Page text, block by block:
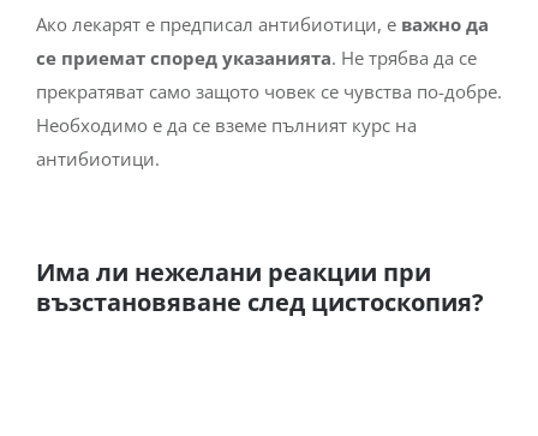
Ако лекарят е предписал антибиотици, е важно да
се приемат според указанията. Не трябва да се
прекратяват само защото човек се чувства по-добре.
Необходимо е да се вземе пълният курс на
антибиотици.
Има ли нежелани реакции при
възстановяване след цистоскопия?